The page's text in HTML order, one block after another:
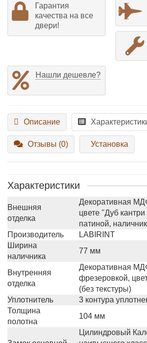
Гарантия
качества на все
двери!
Нашли дешевле?
Описание
Отзывы (0) Установка
Характеристики
Внешняя
отделка
Декоративная
цвете "Дуб
патиной,
Производитель
LABIRINT
Ширина
наличника
77 мм
Внутренняя
отделка
Декоративная
фрезеровкой,
(без текстуры)
Уплотнитель
3 контура
Толщина
полотна
104 мм
Цилиндровый